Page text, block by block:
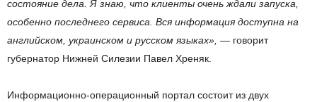
состояние дела. Я знаю, что клиенты очень ждали запуска,
особенно последнего сервиса. Вся информация доступна на
английском, украинском и русском языках», — говорит
губернатор Нижней Силезии Павел Хреняк.
Информационно-операционный портал состоит из двух